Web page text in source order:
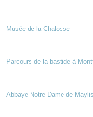
Musée de la Chalosse
Parcours de la bastide à
Abbaye Notre Dame de Maylis